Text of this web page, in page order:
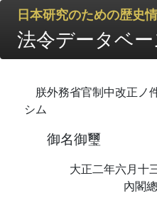
日本研究のための歴史
法令データベー
朕外務省官制中改正ノ
シム
御名御璽
大正二年六月十
內閣